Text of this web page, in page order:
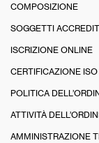
COMPOSIZIONE
SOGGETTI
ISCRIZIONE ONLINE
CERTIFICAZIONE
POLITICA
ATTIVITÀ
AMMINISTRAZIONE